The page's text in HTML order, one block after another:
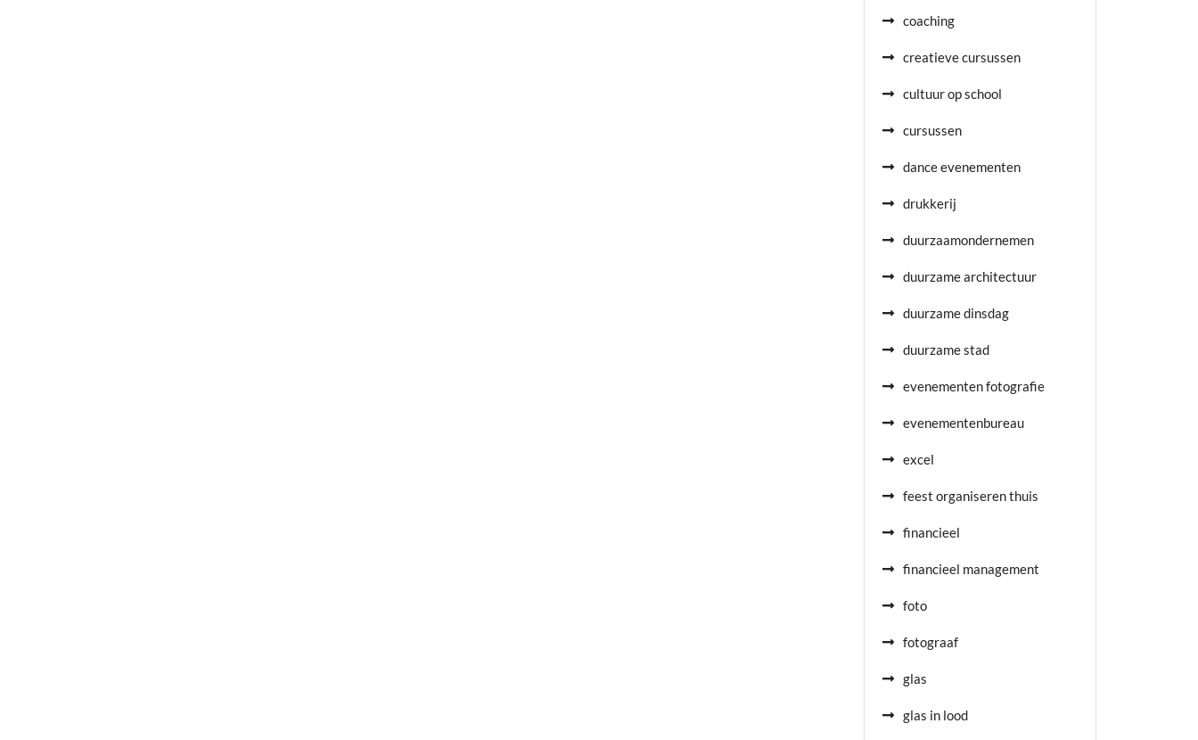
coaching
creatieve cursussen
cultuur op school
cursussen
dance evenementen
drukkerij
duurzaamondernemen
duurzame architectuur
duurzame dinsdag
duurzame stad
evenementen fotografie
evenementenbureau
excel
feest organiseren thuis
financieel
financieel management
foto
fotograaf
glas
glas in lood